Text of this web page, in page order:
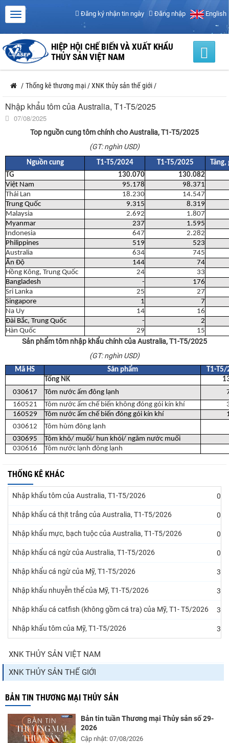
Đăng ký nhận tin ngày Đăng nhập English
HIỆP HỘI CHẾ BIẾN VÀ XUẤT KHẨU
THỦY SẢN VIỆT NAM
/ Thống kê thương mại /XNK thủy sản thế giới /
Nhập khẩu tôm của Australia, T1-T5/2025
07/08/2025
Top nguồn cung tôm chính cho Australia, T1-T5/2025
(GT: nghìn USD)
Nguồn cung T1-T5/2024 T1-T5/2025
TG
130.070
130.082
Việt Nam
95.178
98.371
Thái Lan
18.230
14.547
Trung Quốc
9.315
8.319
Malaysia
2.692
1.807
Myanmar
237
1.595
Indonesia
647
2.282
Philippines
519
523
Australia
634
745
Ấn Độ
144
74
Hồng Kông, Trung Quốc
24
33
Bangladesh
-
176
Sri Lanka
25
27
Singapore
1
7
Na Uy
14
16
Đài Bắc, Trung Quốc
-
2
Hàn Quốc
29 15
Sản phẩm tôm nhập khẩu chính của Australia, T1-T5/2025
(GT: nghìn USD)
Mã HS Sản phẩm
T1-
Tổng NK
030617
Tôm nước ấm đông lạnh
160521
Tôm nước ấm chế biến không đóng gói kín khí
160529
Tôm nước ấm chế biến đóng gói kín khí
030612
Tôm hùm đông lạnh
030695
Tôm khô/ muối/ hun khói/ ngâm nước muối
030616
Tôm nước lạnh đông lạnh
THỐNG KÊ KHÁC
Nhập khẩu tôm của Australia, T1-T5/2026 07/
Nhập khẩu cá thịt trắng của Australia, T1-T5/2026 07/
Nhập khẩu mực, bạch tuộc của Australia, T1-T5/2026 07/
Nhập khẩu cá ngừ của Australia, T1-T5/2026 07/
Nhập khẩu cá ngừ của Mỹ, T1-T5/2026 31/
Nhập khẩu nhuyễn thể của Mỹ, T1-T5/2026 31/
Nhập khẩu cá catfish (không gồm cá tra) của Mỹ, T1- T5/2026 31/
Nhập khẩu tôm của Mỹ, T1-T5/2026 31/
XNK THỦY SẢN VIỆT NAM
XNK THỦY SẢN THẾ GIỚI
BẢN TIN THƯƠNG MẠI THỦY SẢN
Bản tin tuần Thương mại Thủy sản số 29-
2026
Cập nhật: 07/08/2026